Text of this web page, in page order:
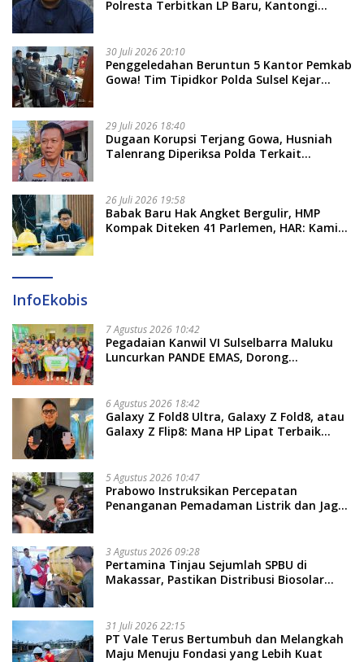
Polresta Terbitkan LP Baru, Kantongi
30 Juli 2026 20:10
Penggeledahan Beruntun 5 Kantor Pemkab
Gowa! Tim Tipidkor Polda Sulsel Kejar
29 Juli 2026 18:40
Dugaan Korupsi Terjang Gowa, Husniah
Talenrang Diperiksa Polda Terkait
26 Juli 2026 19:58
​Babak Baru Hak Angket Bergulir, HMP
Kompak Diteken 41 Parlemen, HAR: Kami
InfoEkobis
7 Agustus 2026 10:42
Pegadaian Kanwil VI Sulselbarra Maluku
Luncurkan PANDE EMAS, Dorong
6 Agustus 2026 18:42
Galaxy Z Fold8 Ultra, Galaxy Z Fold8, atau
Galaxy Z Flip8: Mana HP Lipat Terbaik
5 Agustus 2026 10:47
Prabowo Instruksikan Percepatan
Penanganan Pemadaman Listrik dan Jaga
3 Agustus 2026 09:28
Pertamina Tinjau Sejumlah SPBU di
Makassar, Pastikan Distribusi Biosolar
31 Juli 2026 22:15
PT Vale Terus Bertumbuh dan Melangkah
Maju Menuju Fondasi yang Lebih Kuat